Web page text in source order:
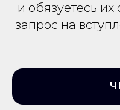
и обязуетесь
запрос на